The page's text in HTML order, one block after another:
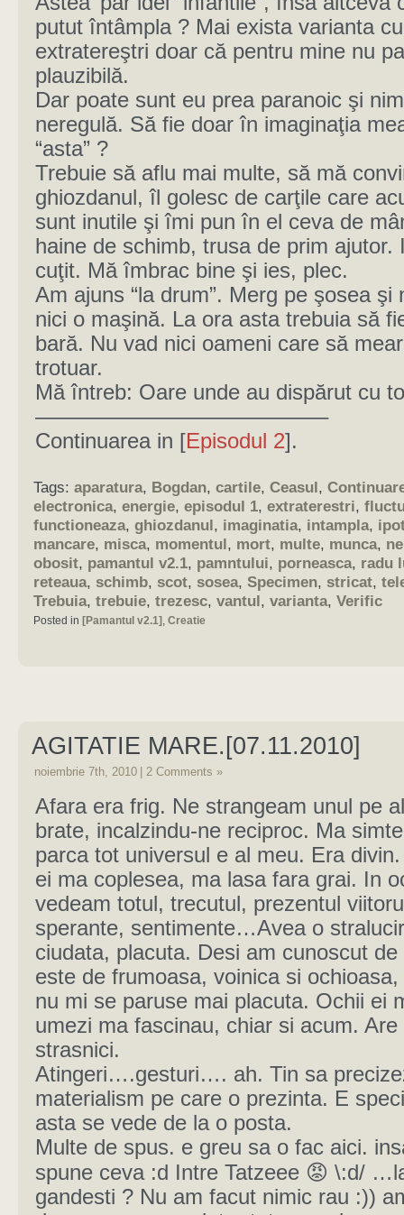
putut întâmpla ? Mai exista varianta cu
extratereştri doar că pentru mine nu
plauzibilă.
Dar poate sunt eu prea paranoic şi
neregulă. Să fie doar în imaginaţia
“asta” ?
Trebuie să aflu mai multe, să mă
ghiozdanul, îl golesc de carţile care
sunt inutile şi îmi pun în el ceva de
haine de schimb, trusa de prim ajutor.
cuţit. Mă îmbrac bine şi ies, plec.
Am ajuns “la drum”. Merg pe şosea şi
nici o maşină. La ora asta trebuia să
bară. Nu vad nici oameni care să
trotuar.
Mă întreb: Oare unde au dispărut cu
—————————————–
Continuarea in [Episodul 2].
Tags: aparatura, Bogdan, cartile, Ceasul,
electronica, energie, episodul 1, extraterestri,
functioneaza, ghiozdanul, imaginatia, intampla,
mancare, misca, momentul, mort, multe, munca,
obosit, pamantul v2.1, pamntului, porneasca, radu
reteaua, schimb, scot, sosea, Specimen, stricat,
Trebuia, trebuie, trezesc, vantul, varianta, Verific
Posted in [Pamantul v2.1] Creatie
AGITATIE MARE.[07.11.2010]
noiembrie 7th, 2010 2 Comments »
Afara era frig. Ne strangeam unul pe
brate, incalzindu-ne reciproc. Ma
parca tot universul e al meu. Era
ei ma coplesea, ma lasa fara grai. In
vedeam totul, trecutul, prezentul
sperante, sentimente…Avea o
ciudata, placuta. Desi am cunoscut
este de frumoasa, voinica si ochioasa,
nu mi se paruse mai placuta. Ochii ei
umezi ma fascinau, chiar si acum. Are
strasnici.
Atingeri….gesturi…. ah. Tin sa
materialism pe care o prezinta. E
asta se vede de la o posta.
Multe de spus. e greu sa o fac aici.
spune ceva :d Intre Tatzeee 😡 \:d/
gandesti ? Nu am facut nimic rau :))